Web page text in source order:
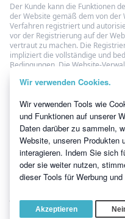
Der Kunde kann die Funktionen
der Website gemäß dem von
Verfahren registriert und
vor der Registrierung auf der
vertraut zu machen. Die
impliziert die vollständige und
Bedingungen. Die Website-
dieser Vereinbarung jederzeit
treten 3 (drei) Tage nach der
vorgenommenen Änderungen
Zugang zur Website verzichten
bereitgestellten Informationen
einstellen.
Telefon-Standort-Tracker
BitcoinBitcoin Cash
Ethereum
Wir verwenden Cookies.
Wir verwenden Tools wie
und Funktionen auf unserer
Daten darüber zu sammeln,
Website, unseren Produkten
interagieren. Indem Sie sich
oder sie weiter nutzen,
dieser Tools für Werbung
Akzeptieren